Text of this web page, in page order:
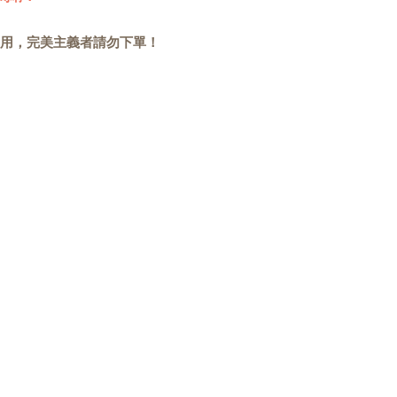
，完美主義者請勿下單！